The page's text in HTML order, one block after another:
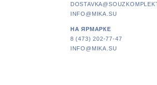
INFO@MIKA.SU
НА ЯРМАРКЕ
8 (473) 202-77-47
INFO@MIKA.SU